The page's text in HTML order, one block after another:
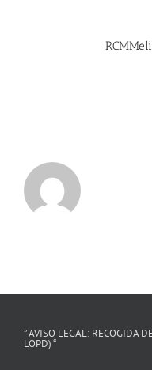
” AVISO LEGAL: RECOGIDA
LOPD) “